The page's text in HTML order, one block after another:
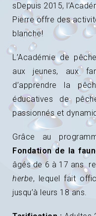
sDepuis 2015,
Pierre offre des
blanche!
L’Académie de
aux jeunes, aux
d’apprendre la
éducatives de
passionnés et
Grâce au
Fondation de la
âgés de 6 à 17 ans
herbe, lequel fait
jusqu’à